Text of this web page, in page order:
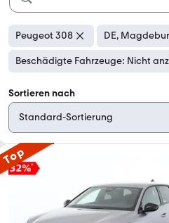
Peugeot 308 DE,
Beschädigte Fahrzeuge: Nicht
Sortieren nach
Top